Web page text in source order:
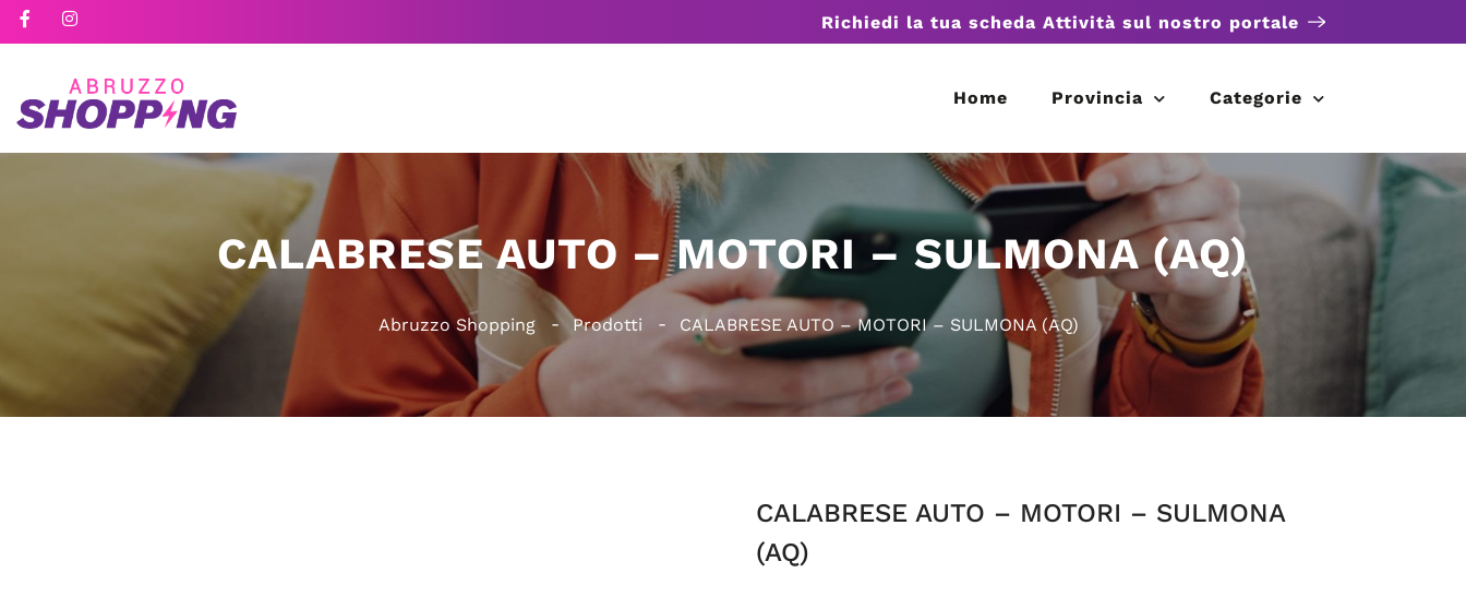
Richiedi la tua scheda Attività sul nostro portale
Home Provincia Categorie
CALABRESE AUTO – MOTORI – SULMONA (AQ)
Abruzzo Shopping Prodotti CALABRESE AUTO – MOTORI – SULMONA (AQ)
CALABRESE AUTO – MOTORI – SULMONA
(AQ)